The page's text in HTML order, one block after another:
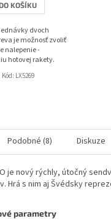
KOŠÍKU
dvoch
je možnosť zvoliť
nalepenie -
hotovej rakety.
Kód: LX5269
Podobné (8) Diskuze
je nový rýchly, útočný
Hrá s nim aj Švédsky
parametry